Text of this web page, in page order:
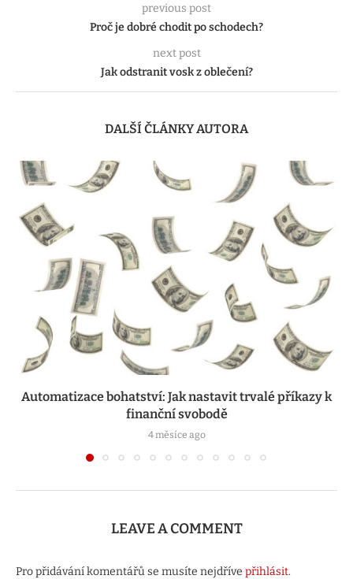
previous post
Proč je dobré chodit po schodech?
next post
Jak odstranit vosk z oblečení?
DALŠÍ ČLÁNKY AUTORA
Automatizace bohatství: Jak nastavit trvalé příkazy k
finanční svobodě
4 měsíce ago
LEAVE A COMMENT
Pro přidávání komentářů se musíte nejdříve přihlásit.